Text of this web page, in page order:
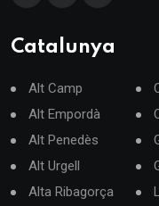
Catalunya
Alt Camp
Alt Empordà
Alt Penedès
Alt Urgell
Alta Ribagorça